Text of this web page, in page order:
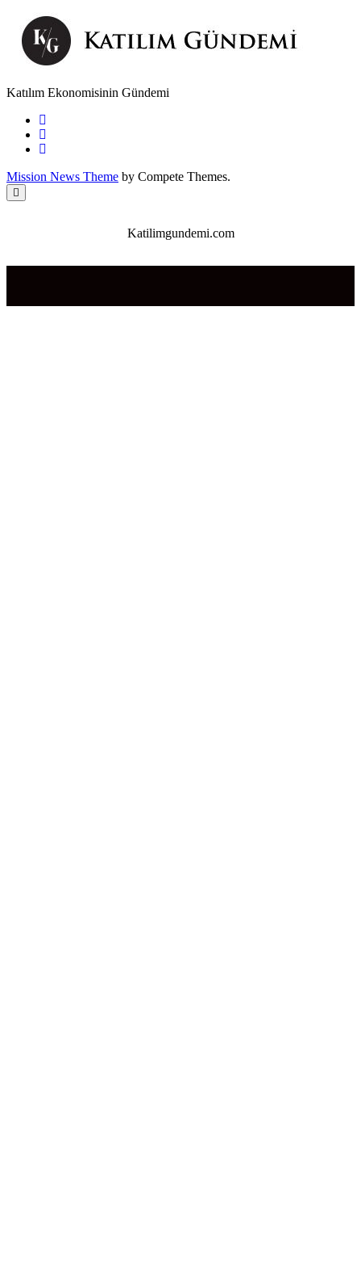
Katılım Ekonomisinin Gündemi
Mission News Theme by Compete Themes.
En
üste
Katilimgundemi.com